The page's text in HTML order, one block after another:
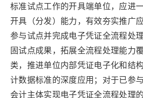
标准试点工作的开具端单位，应进
开具（分发）能力，有效夯实推广
参与试点并完成电子凭证全流程处
固试点成果，拓展全流程处理能力
类，推进单位内部凭证电子化和结
计数据标准的深度应用；对于已参
会计主体实现电子凭证全流程处理